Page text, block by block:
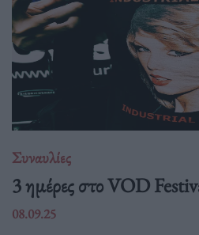
Συναυλίες
3 ημέρες στο VOD
08.09.25